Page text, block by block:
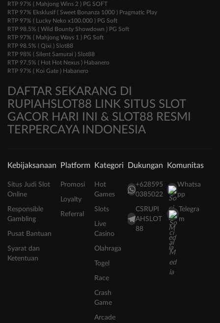
RTP 97% ( Mahjong Wins 2 ) PG SOFT
RTP 97% Eksklusif ( Sweet Bonanza 1000 ) Pragmatic Play
RTP 97% ( Lucky Neko x100.000 ) PG Soft
RTP 98.5% ( Wild Bounty Showdown ) PG Soft
RTP 97% ( Mahjong Ways 1 ) PG Soft
RTP 98.5% ( Qixi ) Slot88
RTP 98% ( Silent Samurai ) Slot88
RTP 97.5% ( Hot Hot Nexus ) Habanero
RTP 97% ( Koi Gate ) Habanero
DAFTAR SEKARANG DI
RUPIAHSLOT88 LINK SITUS SLOT
GACOR HARI INI & SLOT88 RESMI
TERPERCAYA INDONESIA
Kebijaksanaan
Situs Judi Slot
Online
Responsible
Gambling
Pusat Bantuan
Syarat dan
Ketentuan
Platform
Promosi
Loyalty
Referral
Kategori
Hot
Games
Slots
Live
Casino
Olahraga
Togel
Race
Crash
Game
Arcade
Dukungan
+628595
0385022
CSRUPI
AHSLOT
88
Komunitas
Whatsa
pp
Telegra
m